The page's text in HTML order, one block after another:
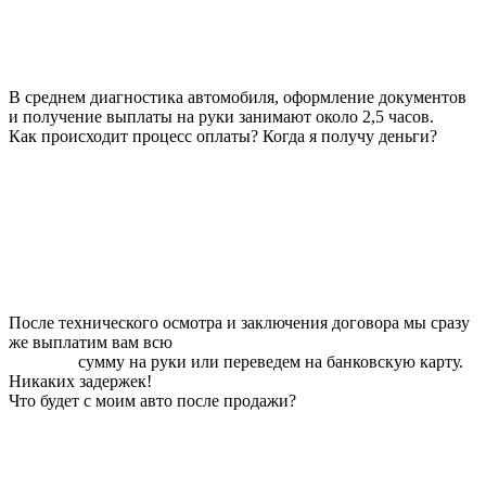
В среднем диагностика автомобиля, оформление документов
и получение выплаты на руки занимают около 2,5 часов.
Как происходит процесс оплаты? Когда я получу деньги?
После технического осмотра и заключения договора мы сразу
же выплатим вам всю
сумму на руки или переведем на банковскую карту.
Никаких задержек!
Что будет с моим авто после продажи?